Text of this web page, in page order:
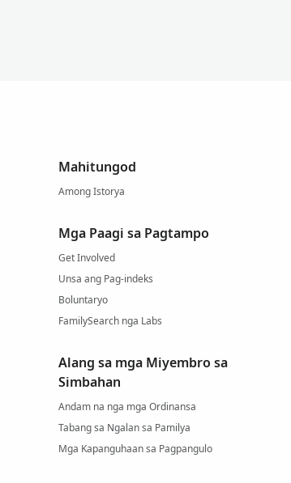
Mahitungod
Among Istorya
Mga Paagi sa Pagtampo
Get Involved
Unsa ang Pag-indeks
Boluntaryo
FamilySearch nga Labs
Alang sa mga Miyembro sa
Simbahan
Andam na nga mga Ordinansa
Tabang sa Ngalan sa Pamilya
Mga Kapanguhaan sa Pagpangulo